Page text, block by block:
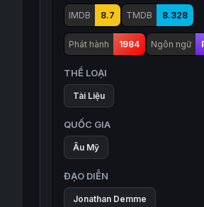
IMDB 8.7 TMDB 8.328
Phát hành 1984 Ngôn ngữ
THỂ LOẠI
Tài Liệu
QUỐC GIA
Âu Mỹ
ĐẠO DIỄN
Jonathan Demme